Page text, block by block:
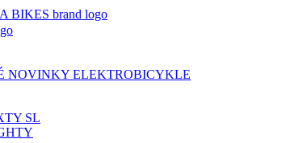
NOVINKY ELEKTROBICYKLE
SL